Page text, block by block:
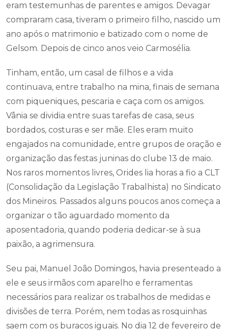
eram testemunhas de parentes e amigos. Devagar
compraram casa, tiveram o primeiro filho, nascido um
ano após o matrimonio e batizado com o nome de
Gelsom. Depois de cinco anos veio Carmosélia.
Tinham, então, um casal de filhos e a vida
continuava, entre trabalho na mina, finais de semana
com piqueniques, pescaria e caça com os amigos.
Vânia se dividia entre suas tarefas de casa, seus
bordados, costuras e ser mãe. Eles eram muito
engajados na comunidade, entre grupos de oração e
organização das festas juninas do clube 13 de maio.
Nos raros momentos livres, Orides lia horas a fio a CLT
(Consolidação da Legislação Trabalhista) no Sindicato
dos Mineiros. Passados alguns poucos anos começa a
organizar o tão aguardado momento da
aposentadoria, quando poderia dedicar-se à sua
paixão, a agrimensura.
Seu pai, Manuel João Domingos, havia presenteado a
ele e seus irmãos com aparelho e ferramentas
necessários para realizar os trabalhos de medidas e
divisões de terra. Porém, nem todas as rosquinhas
saem com os buracos iguais. No dia 12 de fevereiro de